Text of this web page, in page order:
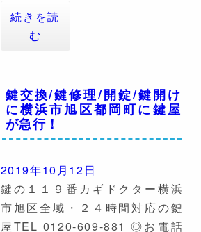
続きを読
む
鍵交換/鍵修理/開錠/鍵開け
に横浜市旭区都岡町に鍵屋
が急行！
2019年10月12日
鍵の１１９番カギドクター横浜
市旭区全域・２４時間対応の鍵
屋TEL 0120-609-881 ◎お電話